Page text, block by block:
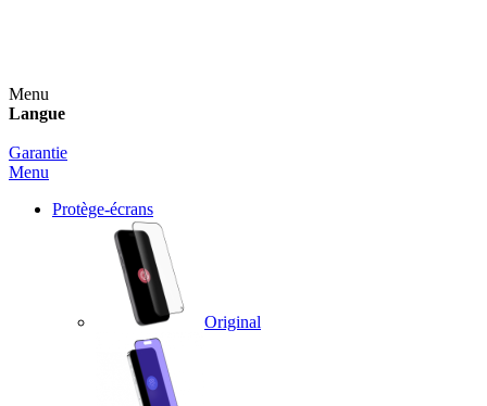
Menu
Langue
Garantie
Menu
Protège-écrans
Original